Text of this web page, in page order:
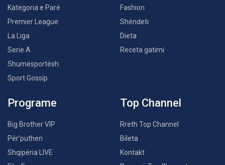
Kategoria e Parë
Premier League
La Liga
Serie A
Shumësportësh
Sport Gossip
Fashion
Shëndeti
Dieta
Receta gatimi
Programe
Big Brother VIP
Për’puthen
Shqipëria LIVE
Top Channel
Rreth Top Channel
Bileta
Kontakt